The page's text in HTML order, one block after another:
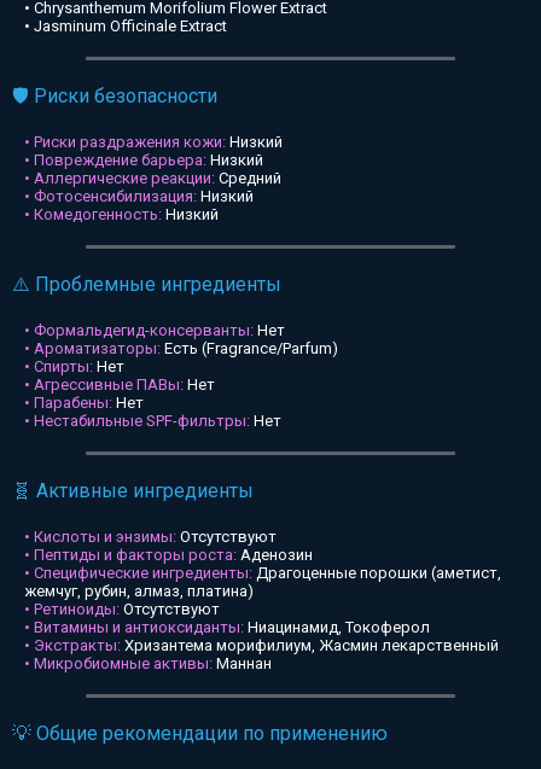
• Chrysanthemum Morifolium Flower Extract
• Jasminum Officinale Extract
🛡️ Риски безопасности
• Риски раздражения кожи: Низкий
• Повреждение барьера: Низкий
• Аллергические реакции: Средний
• Фотосенсибилизация: Низкий
• Комедогенность: Низкий
⚠️ Проблемные ингредиенты
• Формальдегид-консерванты: Нет
• Ароматизаторы: Есть (Fragrance/Parfum)
• Спирты: Нет
• Агрессивные ПАВы: Нет
• Парабены: Нет
• Нестабильные SPF-фильтры: Нет
🧬 Активные ингредиенты
• Кислоты и энзимы: Отсутствуют
• Пептиды и факторы роста: Аденозин
• Специфические ингредиенты: Драгоценные порошки (аметист,
жемчуг, рубин, алмаз, платина)
• Ретиноиды: Отсутствуют
• Витамины и антиоксиданты: Ниацинамид, Токоферол
• Экстракты: Хризантема морифилиум, Жасмин лекарственный
• Микробиомные активы: Маннан
💡 Общие рекомендации по применению